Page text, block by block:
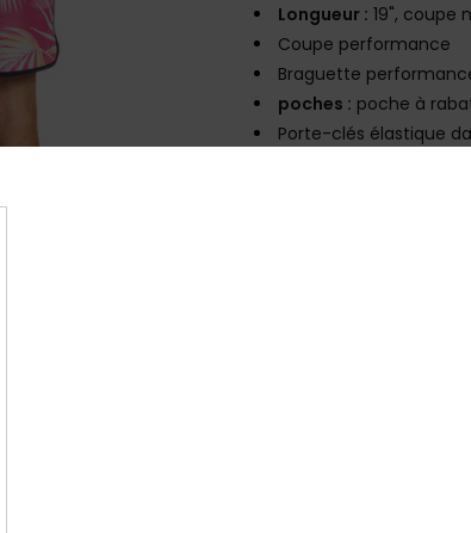
Longueur : 19", coupe
Coupe performance
Braguette
poches : poche à
Porte-clés élastique
53%